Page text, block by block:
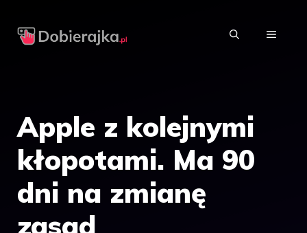
MENU
Apple z kolejnymi
kłopotami. Ma 90
dni na zmianę
zasad